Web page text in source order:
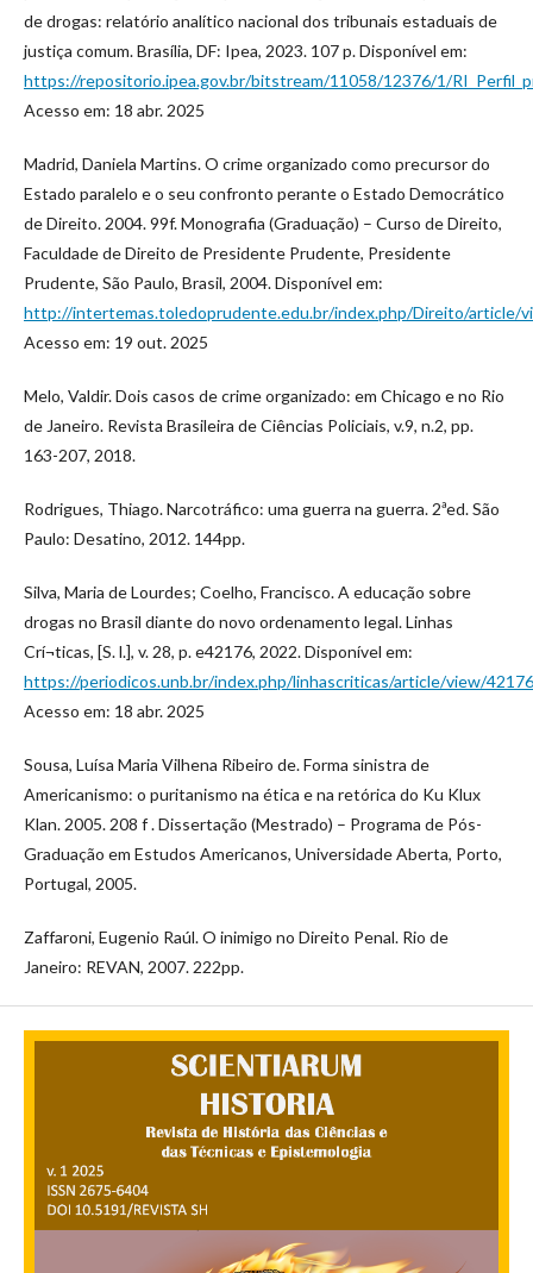
de drogas: relatório analítico nacional dos tribunais estaduais de
justiça comum. Brasília, DF: Ipea, 2023. 107 p. Disponível em:
https://repositorio.ipea.gov.br/bitstream/11058/12376/1/
Acesso em: 18 abr. 2025
Madrid, Daniela Martins. O crime organizado como precursor do
Estado paralelo e o seu confronto perante o Estado Democrático
de Direito. 2004. 99f. Monografia (Graduação) – Curso de Direito,
Faculdade de Direito de Presidente Prudente, Presidente
Prudente, São Paulo, Brasil, 2004. Disponível em:
http://intertemas.toledoprudente.edu.br/index.php/Direito/article/
Acesso em: 19 out. 2025
Melo, Valdir. Dois casos de crime organizado: em Chicago e no Rio
de Janeiro. Revista Brasileira de Ciências Policiais, v.9, n.2, pp.
163-207, 2018.
Rodrigues, Thiago. Narcotráfico: uma guerra na guerra. 2ªed. São
Paulo: Desatino, 2012. 144pp.
Silva, Maria de Lourdes; Coelho, Francisco. A educação sobre
drogas no Brasil diante do novo ordenamento legal. Linhas
Crí¬ticas, [S. l.], v. 28, p. e42176, 2022. Disponível em:
https://periodicos.unb.br/index.php/linhascriticas/article/view/42176
Acesso em: 18 abr. 2025
Sousa, Luísa Maria Vilhena Ribeiro de. Forma sinistra de
Americanismo: o puritanismo na ética e na retórica do Ku Klux
Klan. 2005. 208 f . Dissertação (Mestrado) – Programa de Pós-
Graduação em Estudos Americanos, Universidade Aberta, Porto,
Portugal, 2005.
Zaffaroni, Eugenio Raúl. O inimigo no Direito Penal. Rio de
Janeiro: REVAN, 2007. 222pp.